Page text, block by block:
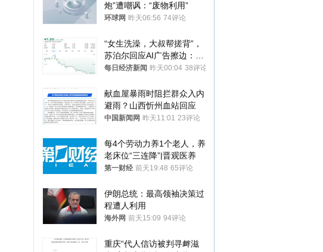
炮”遭嘲讽：“废物利用”
环球网 昨天06:56 74评论
“女生洗澡，大叔帮搓背”，
苏泊尔回应AI广告擦边：视
频全下架，已强化内容管理
每日经济新闻 昨天00:04 38评论
献血屋暴雨时阻拦群众入内
避雨？山西忻州血站回应
中国新闻网 昨天11:01 23评论
每4个劳动力养1个老人，养
老床位“三连降”|晋观医养
第一财经 前天19:48 65评论
伊朗总统：最高领袖决策过
程遭人利用
海外网 前天15:09 94评论
重庆“代人信访被判寻衅滋